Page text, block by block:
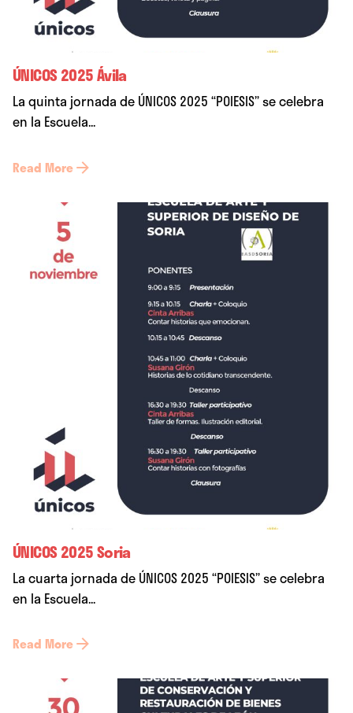
ÚNICOS 2025 Ávila
La quinta jornada de ÚNICOS 2025 “POIESIS” se celebra
en la Escuela...
Read More
ÚNICOS 2025 Soria
La cuarta jornada de ÚNICOS 2025 “POIESIS” se celebra
en la Escuela...
Read More